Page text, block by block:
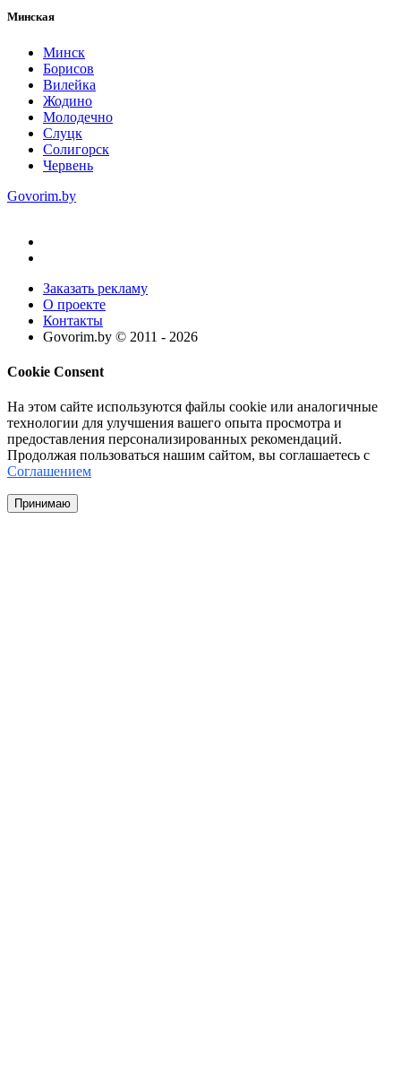
Минская
Минск
Борисов
Вилейка
Жодино
Молодечно
Слуцк
Солигорск
Червень
Govorim.by
Заказать рекламу
О проекте
Контакты
Govorim.by © 2011 - 2026
Cookie Consent
На этом сайте используются файлы cookie или аналогичные
технологии для улучшения вашего опыта просмотра и
предоставления персонализированных рекомендаций.
Продолжая пользоваться нашим сайтом, вы соглашаетесь с
Соглашением
Принимаю